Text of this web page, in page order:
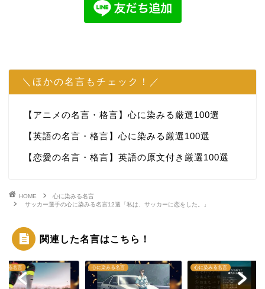
＼ほかの名言もチェック！／
【アニメの名言・格言】心に染みる厳選100選
【英語の名言・格言】心に染みる厳選100選
【恋愛の名言・格言】英語の原文付き厳選100選
HOME
心に染みる名言
サッカー選手の心に染みる名言12選「私は、サッカーに恋をした。」
関連した名言はこちら！
みる名言 心に染みる名言 心に染みる名言